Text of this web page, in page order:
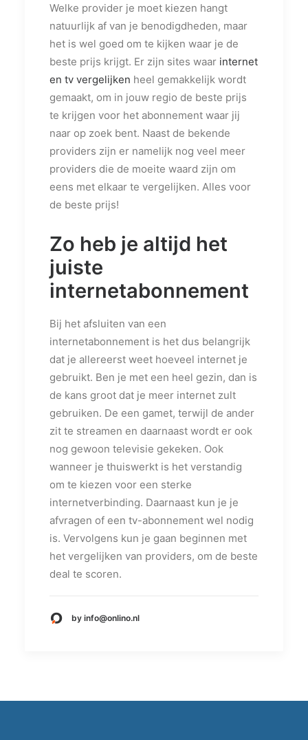
Welke provider je moet kiezen hangt
natuurlijk af van je benodigdheden, maar
het is wel goed om te kijken waar je de
beste prijs krijgt. Er zijn sites waar internet
en tv vergelijken heel gemakkelijk wordt
gemaakt, om in jouw regio de beste prijs
te krijgen voor het abonnement waar jij
naar op zoek bent. Naast de bekende
providers zijn er namelijk nog veel meer
providers die de moeite waard zijn om
eens met elkaar te vergelijken. Alles voor
de beste prijs!
Zo heb je altijd het
juiste
internetabonnement
Bij het afsluiten van een
internetabonnement is het dus belangrijk
dat je allereerst weet hoeveel internet je
gebruikt. Ben je met een heel gezin, dan is
de kans groot dat je meer internet zult
gebruiken. De een gamet, terwijl de ander
zit te streamen en daarnaast wordt er ook
nog gewoon televisie gekeken. Ook
wanneer je thuiswerkt is het verstandig
om te kiezen voor een sterke
internetverbinding. Daarnaast kun je je
afvragen of een tv-abonnement wel nodig
is. Vervolgens kun je gaan beginnen met
het vergelijken van providers, om de beste
deal te scoren.
by info@onlino.nl